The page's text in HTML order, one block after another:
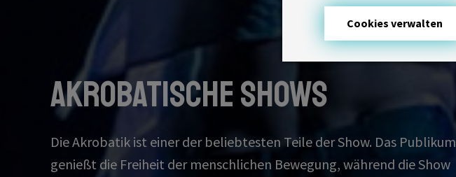
Akrobatische Shows
Die Akrobatik ist einer der beliebtesten Teile der Show. Das Publikum
genießt die Freiheit der menschlichen Bewegung, während die Show
Cookies verwalten